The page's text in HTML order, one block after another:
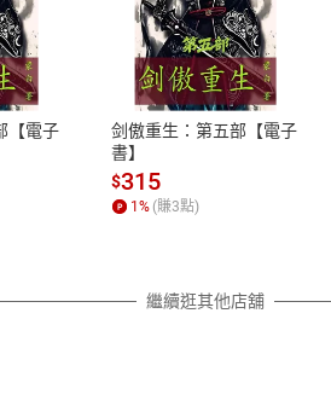
退換貨規範
本店是否提供消費者保護法七日猶
之權利，遽消費者保護法及通訊交
除權合理例外情事適用準則，依商
質各有不同規定。詳細退換貨說明
照各商品說明。
【電子
剑傲重生：第五部【電子
書】
$315
1% (賺3點)
繼續逛其他店舖